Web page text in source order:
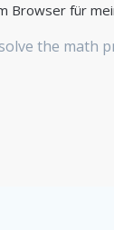
Browser für
the math